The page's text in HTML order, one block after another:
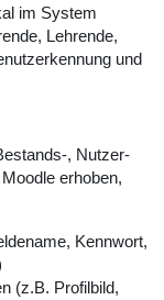
im System
Lehrende,
und
, Nutzer-
erhoben,
Kennwort,
(z.B. Profilbild,